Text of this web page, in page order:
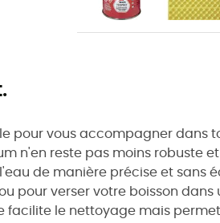
pour vous accompagner dans
n'en reste pas moins robuste
de manière précise et sans
pour verser votre boisson
facilite le nettoyage mais